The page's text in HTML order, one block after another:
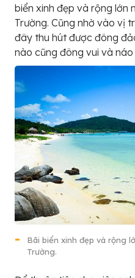
biển xinh đẹp và rộng lớn
Trường. Cũng nhờ vào vị
đây thu hút được đông
nào cũng đông vui và náo
Bãi biển xinh đẹp và rộng
Trường.